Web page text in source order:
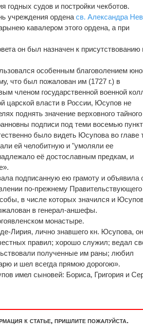
годных судов и постройки чекботов.
учреждения орденасв. Александра
кавалером этого ордена, а при
он был назначен к присутствованию
особенным благоволением
что был пожалован им (1727 г.) в
членом государственной военной
царской власти в России, Юсупов не
поднять значение верховного тайного
подписи под теми восемью
было видеть Юсупова во главе
ей челобитную и "умоляли ее
её достославным предкам, и
подписанную ею грамоту и объявила
по-прежнему Правительствующего
в числе которых значился и
в генерал-аншефы.
монастыре.
Лирия, лично знавшего кн. Юсупова,
правил; хорошо служил; ведал
полученные им раны; любил
и шел всегда прямою дорогою».
имел сыновей: Бориса, Григория и
к статье, пришлите пожалуйста.